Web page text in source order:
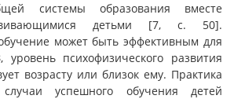
системы образования вместе
детьми [7, с. 50].
может быть эффективным для
уровень психофизического развития
возрасту или близок ему. Практика
успешного обучения детей